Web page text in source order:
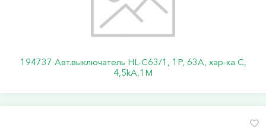
194737 Авт.выключатель HL-C63/1, 1Р, 63А, хар-ка С,
4,5kA,1M